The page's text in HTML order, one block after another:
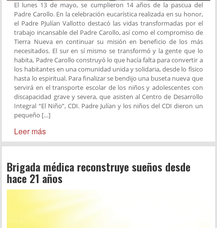
El lunes 13 de mayo, se cumplieron 14 años de la pascua del
Padre Carollo. En la celebración eucarística realizada en su honor,
el Padre PJulían Vallotto destacó las vidas transformadas por el
trabajo incansable del Padre Carollo, así como el compromiso de
Tierra Nueva en continuar su misión en beneficio de los más
necesitados. El sur en sí mismo se transformó y la gente que lo
habita, Padre Carollo construyó lo que hacía falta para convertir a
los habitantes en una comunidad unida y solidaria, desde lo físico
hasta lo espiritual. Para finalizar se bendijo una buseta nueva que
servirá en el transporte escolar de los niños y adolescentes con
discapacidad grave y severa, que asisten al Centro de Desarrollo
Integral “El Niño”, CDI. Padre Julían y los niños del CDI dieron un
pequeño […]
Leer más
Brigada médica reconstruye sueños desde
hace 21 años